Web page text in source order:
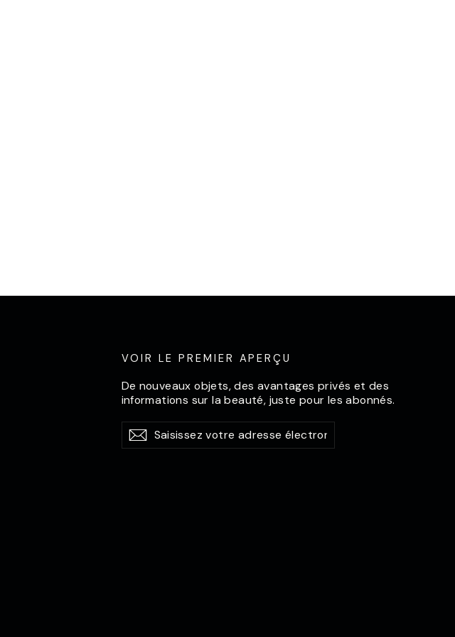
VOIR LE PREMIER APERÇU
De nouveaux objets, des avantages privés et des
informations sur la beauté, juste pour les abonnés.
Saisissez
votre
S'abonner
S'abonner